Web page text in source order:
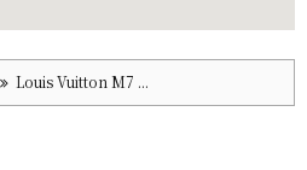
Louis Vuitton M7 ...